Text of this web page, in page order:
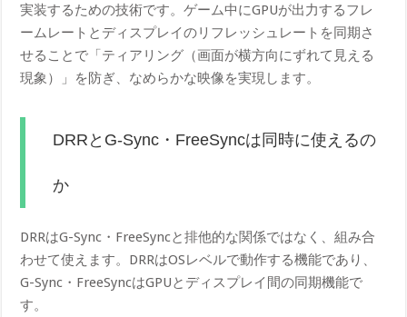
実装するための技術です。ゲーム中にGPUが出力するフレ
ームレートとディスプレイのリフレッシュレートを同期さ
せることで「ティアリング（画面が横方向にずれて見える
現象）」を防ぎ、なめらかな映像を実現します。
DRRとG-Sync・FreeSyncは同時に使えるの
か
DRRはG-Sync・FreeSyncと排他的な関係ではなく、組み合
わせて使えます。DRRはOSレベルで動作する機能であり、
G-Sync・FreeSyncはGPUとディスプレイ間の同期機能で
す。